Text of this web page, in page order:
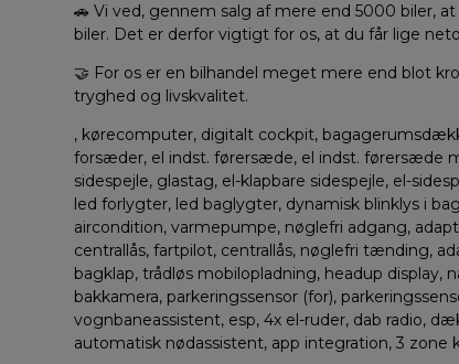
🚗 Vi ved, gennem salg af mere end 5000 biler,
biler. Det er derfor vigtigt for os, at du får lige
🤝 For os er en bilhandel meget mere end blot
tryghed og livskvalitet.
, kørecomputer, digitalt cockpit,
forsæder, el indst. førersæde, el indst. førersæde
sidespejle, glastag, el-klapbare sidespejle, el-
led forlygter, led baglygter, dynamisk blinklys i
aircondition, varmepumpe, nøglefri adgang,
centrallås, fartpilot, centrallås, nøglefri tænding,
bagklap, trådløs mobilopladning, headup display,
bakkamera, parkeringssensor (for),
vognbaneassistent, esp, 4x el-ruder, dab radio,
automatisk nødassistent, app integration, 3 zone